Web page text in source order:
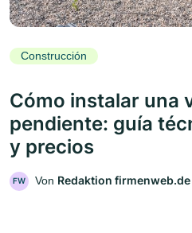
Construcción
Cómo instalar una
pendiente: guía
y precios
FW Von Redaktion firmenweb.de